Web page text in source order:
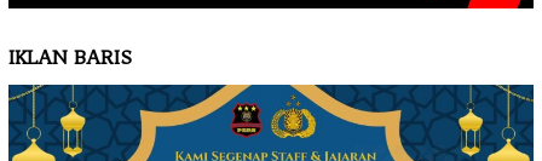
IKLAN BARIS